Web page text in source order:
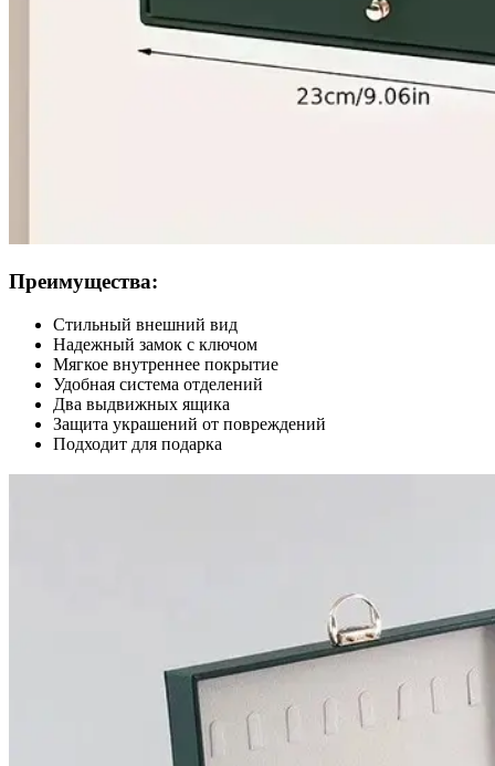
Преимущества:
Стильный внешний вид
Надежный замок с ключом
Мягкое внутреннее покрытие
Удобная система отделений
Два выдвижных ящика
Защита украшений от повреждений
Подходит для подарка